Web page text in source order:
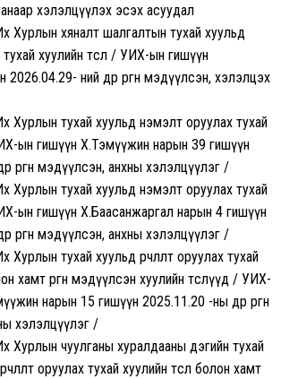
хэлэлцүүлэх эсэх асуудал
Хурлын хяналт шалгалтын тухай хуульд
хуулийн төсөл / УИХ-ын гишүүн
ний өдөр өргөн мэдүүлсэн, хэлэлцэх
Хурлын тухай хуульд нэмэлт оруулах тухай
ын гишүүн Х.Тэмүүжин нарын 39 гишүүн
өргөн мэдүүлсэн, анхны хэлэлцүүлэг /
Хурлын тухай хуульд нэмэлт оруулах тухай
ын гишүүн Х.Баасанжаргал нарын 4 гишүүн
өргөн мэдүүлсэн, анхны хэлэлцүүлэг /
тухай хуульд өөрчлөлт оруулах тухай
хамт өргөн мэдүүлсэн хуулийн төслүүд / УИХ-
нарын 15 гишүүн 2025.11.20 -ны өдөр өргөн
хэлэлцүүлэг /
Хурлын чуулганы хуралдааны дэгийн тухай
оруулах тухай хуулийн төсөл болон хамт